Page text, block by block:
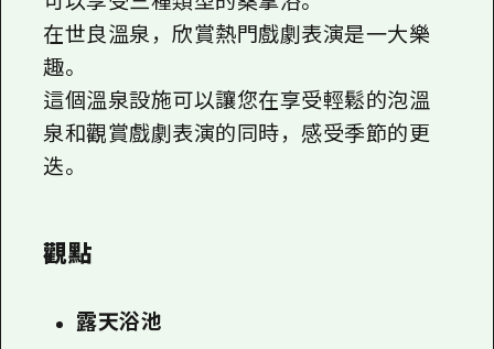
在世良溫泉，欣賞熱門戲劇表演是一大樂
趣。
這個溫泉設施可以讓您在享受輕鬆的泡溫
泉和觀賞戲劇表演的同時，感受季節的更
迭。
觀點
露天浴池